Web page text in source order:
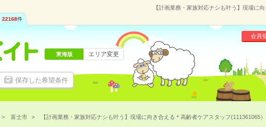
【計画業務・家族対応ナシも叶う】現場に
22168件
保存した希望条件
会員
東海版 エリア変更
富士市 【計画業務・家族対応ナシも叶う】現場に向き合える＊高齢者ケアスタッフ(111361065）